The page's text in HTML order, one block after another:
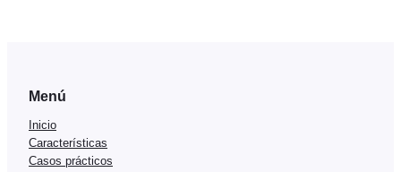
Menú
Inicio
Características
Casos prácticos